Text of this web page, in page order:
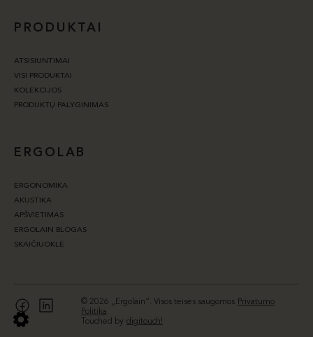
PRODUKTAI
ATSISIUNTIMAI
VISI PRODUKTAI
KOLEKCIJOS
PRODUKTŲ PALYGINIMAS
ERGOLAB
ERGONOMIKA
AKUSTIKA
APŠVIETIMAS
ERGOLAIN BLOGAS
SKAIČIUOKLĖ
© 2026 „Ergolain“. Visos teisės saugomos Privatumo
Politika.
Touched by digitouch!